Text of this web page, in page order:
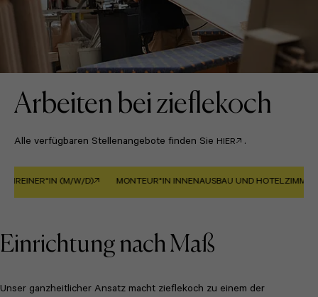
Arbeiten bei zieflekoch
Alle verfügbaren Stellenangebote finden Sie HIER .
(M/W/D) MONTEUR*IN INNENAUSBAU UND HOTELZIMMER (M/W/
Einrichtung nach Maß
Unser ganzheitlicher Ansatz macht zieflekoch zu einem der